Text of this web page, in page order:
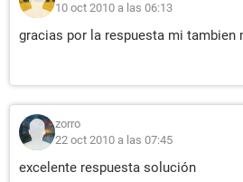
10 oct 2010 a las 06:13
gracias por la respuesta mi tambien
zorro
22 oct 2010 a las 07:45
excelente respuesta solución